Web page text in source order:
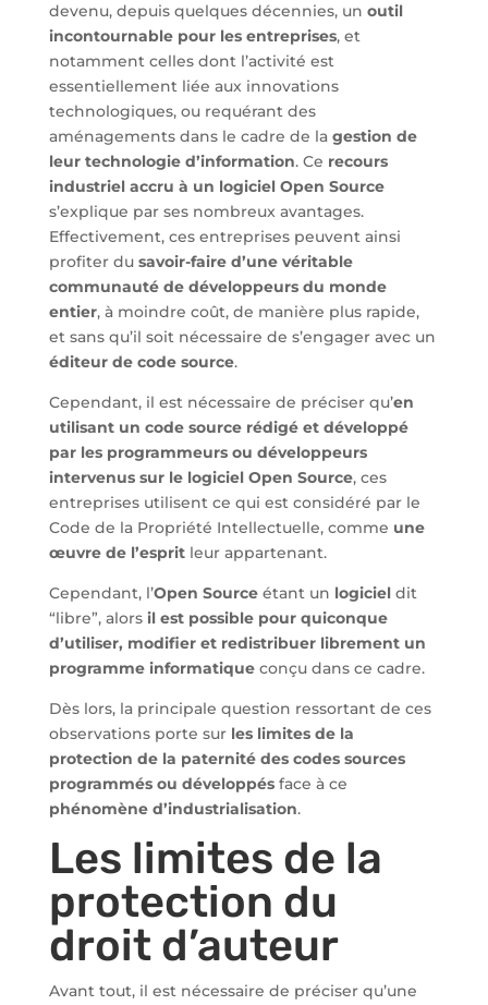
devenu, depuis quelques décennies, un outil
incontournable pour les entreprises, et
notamment celles dont l’activité est
essentiellement liée aux innovations
technologiques, ou requérant des
aménagements dans le cadre de la gestion de
leur technologie d’information. Ce recours
industriel accru à un logiciel Open Source
s’explique par ses nombreux avantages.
Effectivement, ces entreprises peuvent ainsi
profiter dusavoir-faire d’une véritable
communauté de développeurs du monde
entier, à moindre coût, de manière plus rapide,
et sans qu’il soit nécessaire de s’engager avec un
éditeur de code source.
Cependant, il est nécessaire de préciser qu’en
utilisant un code source rédigé et développé
par les programmeurs ou développeurs
intervenus sur le logiciel Open Source, ces
entreprises utilisent ce qui est considéré par le
Code de la Propriété Intellectuelle, comme une
œuvre de l’espritleur appartenant.
Cependant, l’Open Sourceétant un logicieldit
“libre”, alors il est possible pour quiconque
d’utiliser, modifier et redistribuer librement un
programme informatiqueconçu dans ce cadre.
Dès lors, la principale question ressortant de ces
observations porte sur les limites de la
protection de la paternité des codes sources
programmés ou développésface à ce
phénomène d’industrialisation.
Les limites de la
protection du
droit d’auteur
Avant tout, il est nécessaire de préciser qu’une